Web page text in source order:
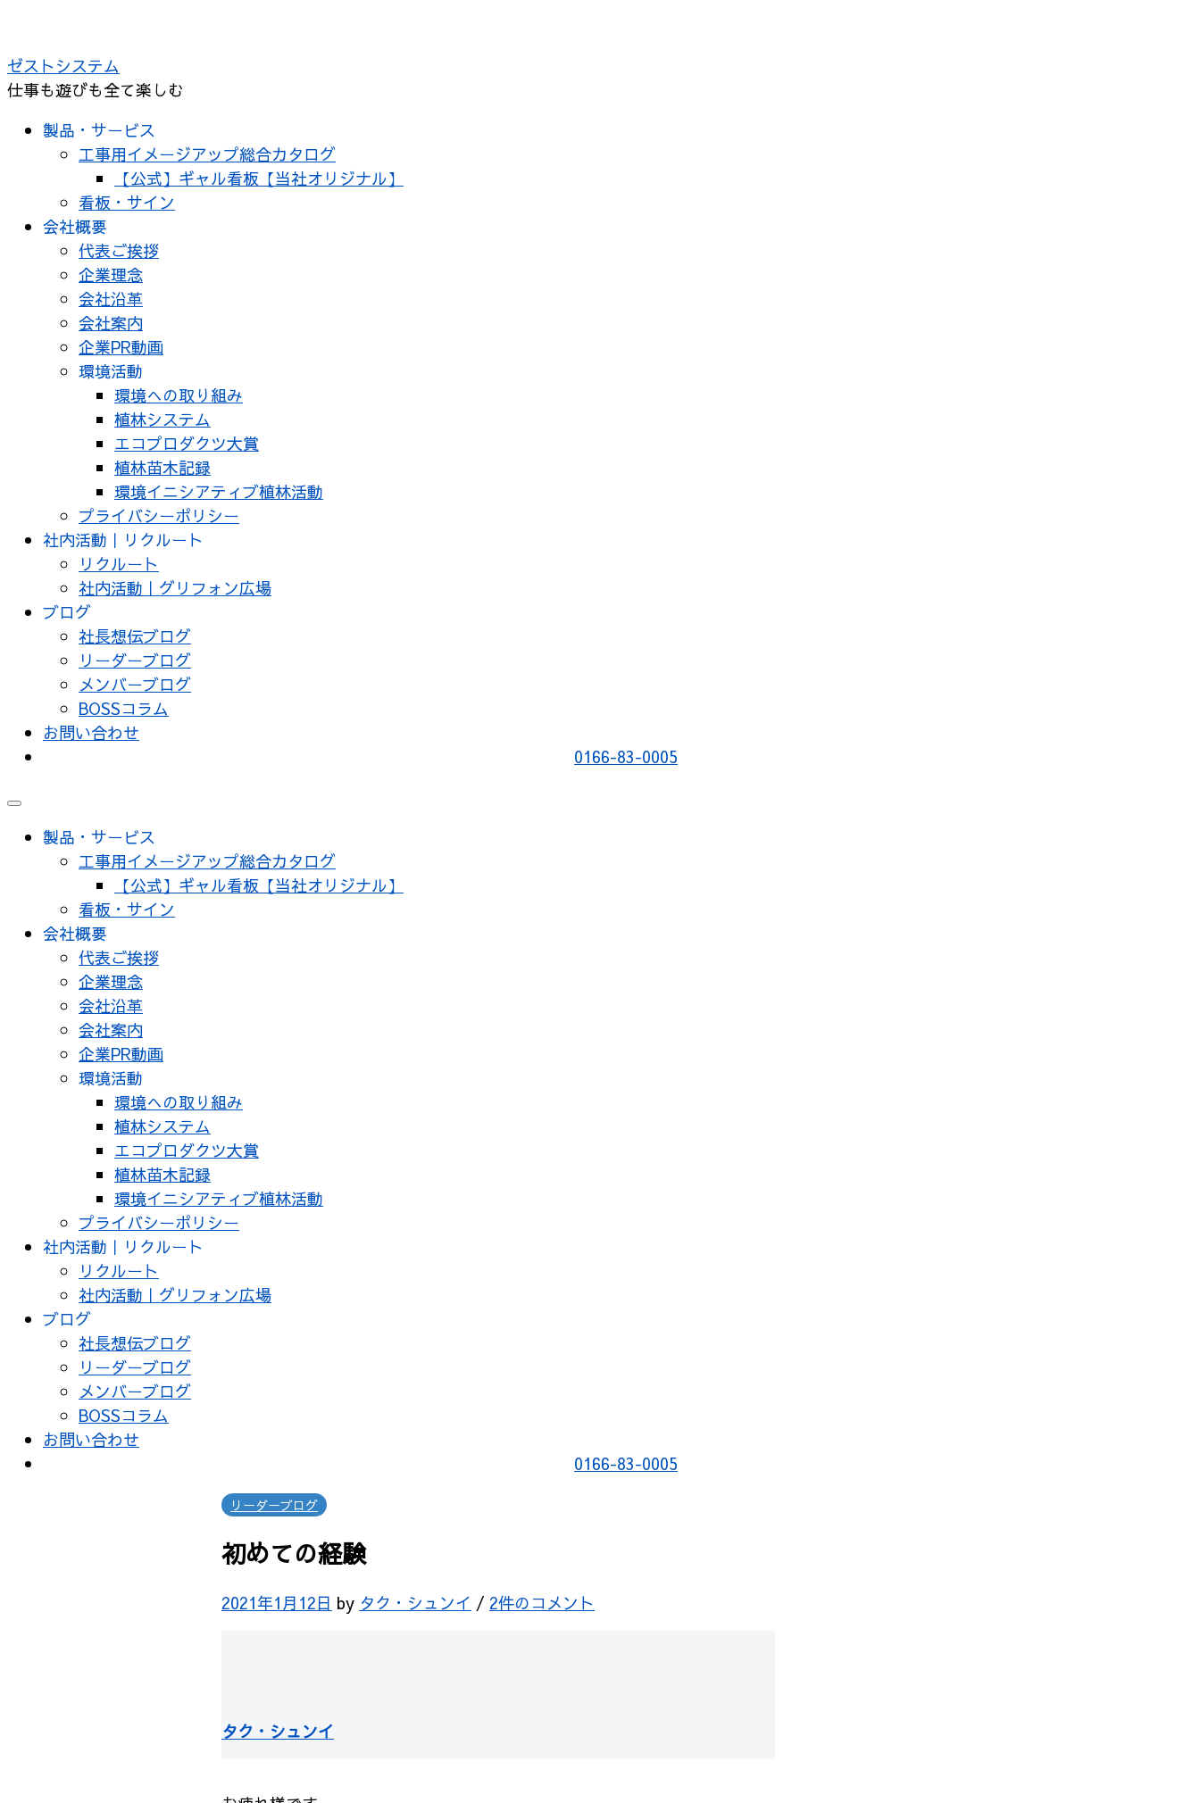
テ
ン
ゼストシステム
仕事も遊びも全て楽しむ
製品・サービス
工事用イメージアップ総合カタログ
【公式】ギャル看板【当社オリジナル】
看板・サイン
会社概要
代表ご挨拶
企業理念
会社沿革
会社案内
企業PR動画
環境活動
環境への取り組み
植林システム
エコプロダクツ大賞
植林苗木記録
環境イニシアティブ植林活動
プライバシーポリシー
社内活動｜リクルート
リクルート
社内活動｜グリフォン広場
ブログ
社長想伝ブログ
リーダーブログ
メンバーブログ
BOSSコラム
お問い合わせ
0166-83-0005
メ
製品・サービス
工事用イメージアップ総合カタログ
【公式】ギャル看板【当社オリジナル】
看板・サイン
会社概要
代表ご挨拶
企業理念
会社沿革
会社案内
企業PR動画
環境活動
環境への取り組み
植林システム
エコプロダクツ大賞
植林苗木記録
環境イニシアティブ植林活動
プライバシーポリシー
社内活動｜リクルート
リクルート
社内活動｜グリフォン広場
ブログ
社長想伝ブログ
リーダーブログ
メンバーブログ
BOSSコラム
お問い合わせ
0166-83-0005
リーダーブログ
初めての経験
2021年1月12日 by タク・シュンイ / 2件のコメント
タク・シュンイ